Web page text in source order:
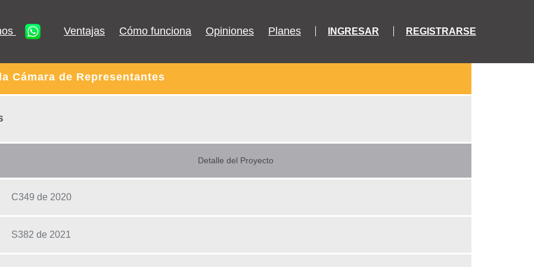
Ventajas Cómo funciona Opiniones Planes INGRESAR REGISTRARSE
Cámara de Representantes
Detalle del Proyecto
C349 de 2020
S382 de 2021